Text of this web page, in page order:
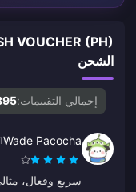
الشحن
إجمالي التقييمات:
Wade Pacocha
سريع وفعال،